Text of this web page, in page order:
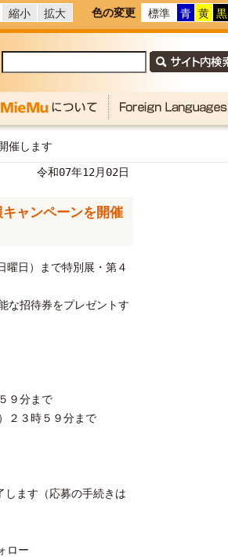
縮小 拡大 色の変更 標準 青 黄 黒
催します
令和07年12月02日
ャンペーンを開催
日）まで特別展・第４
な招待券をプレゼントす
９分まで
２３時５９分まで
します（応募の手続きは
ロー